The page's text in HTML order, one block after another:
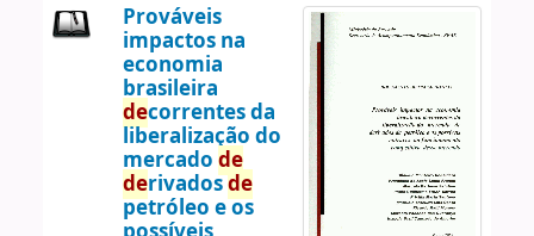
Prováveis
impactos na
economia
brasileira
decorrentes da
liberalização do
mercado de
derivadosde
petróleo e os